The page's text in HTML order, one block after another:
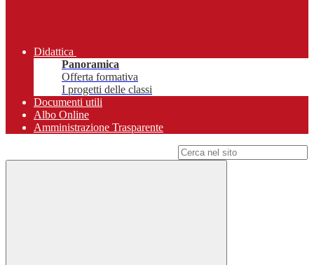
Didattica
Panoramica
Offerta formativa
I progetti delle classi
Documenti utili
Albo Online
Amministrazione Trasparente